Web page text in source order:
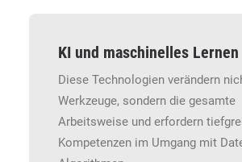
KI und maschinelles Lernen
Diese Technologien verändern
Werkzeuge, sondern die gesamte
Arbeitsweise und erfordern
Kompetenzen im Umgang mit